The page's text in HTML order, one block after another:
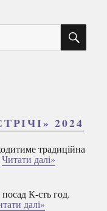
2024
традиційна
Читати далі»
К-сть год.
далі»